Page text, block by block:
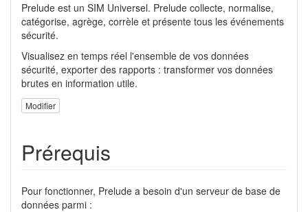
Prelude est un SIM Universel. Prelude collecte, normalise,
catégorise, agrège, corrèle et présente tous les événements
sécurité.
Visualisez en temps réel l'ensemble de vos données
sécurité, exporter des rapports : transformer vos données
brutes en information utile.
Modifier
Prérequis
Pour fonctionner, Prelude a besoin d'un serveur de base de
données parmi :